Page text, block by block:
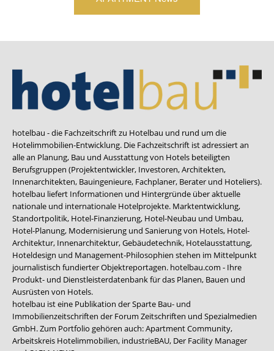
hotelbau - die Fachzeitschrift zu Hotelbau und rund um die
Hotelimmobilien-Entwicklung. Die Fachzeitschrift ist adressiert an
alle an Planung, Bau und Ausstattung von Hotels beteiligten
Berufsgruppen (Projektentwickler, Investoren, Architekten,
Innenarchitekten, Bauingenieure, Fachplaner, Berater und Hoteliers).
hotelbau liefert Informationen und Hintergründe über aktuelle
nationale und internationale Hotelprojekte. Marktentwicklung,
Standortpolitik, Hotel-Finanzierung, Hotel-Neubau und Umbau,
Hotel-Planung, Modernisierung und Sanierung von Hotels, Hotel-
Architektur, Innenarchitektur, Gebäudetechnik, Hotelausstattung,
Hoteldesign und Management-Philosophien stehen im Mittelpunkt
journalistisch fundierter Objektreportagen. hotelbau.com - Ihre
Produkt- und Dienstleisterdatenbank für das Planen, Bauen und
Ausrüsten von Hotels.
hotelbau ist eine Publikation der Sparte Bau- und
Immobilienzeitschriften der Forum Zeitschriften und Spezialmedien
GmbH. Zum Portfolio gehören auch:Apartment Community,
Arbeitskreis Hotelimmobilien, industrieBAU, Der Facility Manager